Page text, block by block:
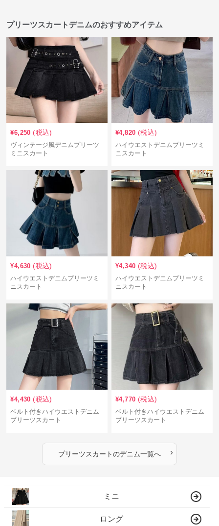
プリーツスカートデニムのおすすめアイテム
¥6,250 (税込)
ヴィンテージ風デニムプリーツ
ミニスカート
¥4,820 (税込)
ハイウエストデニムプリーツミ
ニスカート
¥4,630 (税込)
ハイウエストデニムプリーツミ
ニスカート
¥4,340 (税込)
ハイウエストデニムプリーツミ
ニスカート
¥4,430 (税込)
ベルト付きハイウエストデニム
プリーツスカート
¥4,770 (税込)
ベルト付きハイウエストデニム
プリーツスカート
プリーツスカートのデニム一覧へ ›
ミニ
ロング